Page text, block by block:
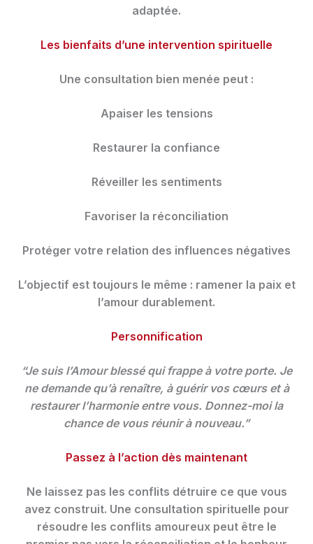
adaptée.
Les bienfaits d’une intervention spirituelle
Une consultation bien menée peut :
Apaiser les tensions
Restaurer la confiance
Réveiller les sentiments
Favoriser la réconciliation
Protéger votre relation des influences négatives
L’objectif est toujours le même : ramener la paix et
l’amour durablement.
Personnification
“Je suis l’Amour blessé qui frappe à votre porte. Je
ne demande qu’à renaître, à guérir vos cœurs et à
restaurer l’harmonie entre vous. Donnez-moi la
chance de vous réunir à nouveau.”
Passez à l’action dès maintenant
Ne laissez pas les conflits détruire ce que vous
avez construit. Une consultation spirituelle pour
résoudre les conflits amoureux peut être le